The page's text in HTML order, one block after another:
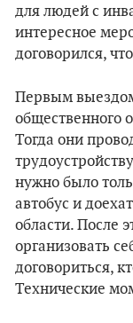
для людей с
интересное
договорился,
Первым
общественного
Тогда они
нужно было
автобус и
области. После
организовать
договориться,
Технические